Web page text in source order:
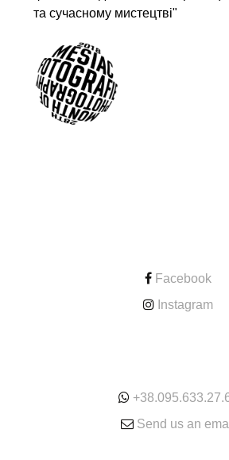
та сучасному мистецтві"
Facebook
Instagram
Send us an